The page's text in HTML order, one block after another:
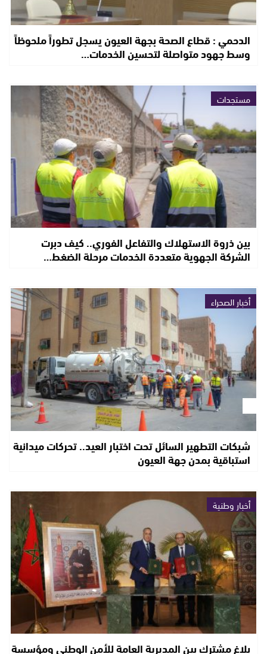
الدحمي : قطاع الصحة بجهة العيون يسجل تطوراً ملحوظاً
وسط جهود متواصلة لتحسين الخدمات…
مستجدات
بين ذروة الاستهلاك والتفاعل الفوري.. كيف دبرت
الشركة الجهوية متعددة الخدمات مرحلة الضغط…
أخبار الصحراء
شبكات التطهير السائل تحت اختبار العيد.. تحركات ميدانية
استباقية بمدن جهة العيون
أخبار وطنية
بلاغ مشترك بين المديرية العامة للأمن الوطني ومؤسسة